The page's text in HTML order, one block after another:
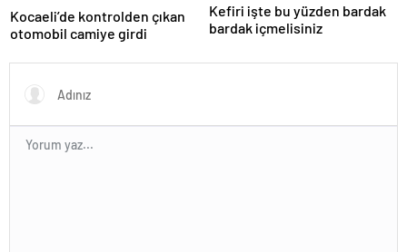
Kocaeli’de kontrolden çıkan
otomobil camiye girdi
Kefiri işte bu yüzden bardak
bardak içmelisiniz